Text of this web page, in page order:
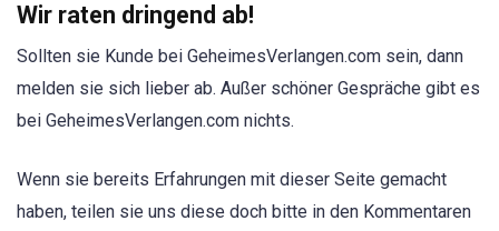
Wir raten dringend ab!
Sollten sie Kunde bei GeheimesVerlangen.com sein, dann
melden sie sich lieber ab. Außer schöner Gespräche gibt es
bei GeheimesVerlangen.com nichts.
Wenn sie bereits Erfahrungen mit dieser Seite gemacht
haben, teilen sie uns diese doch bitte in den Kommentaren